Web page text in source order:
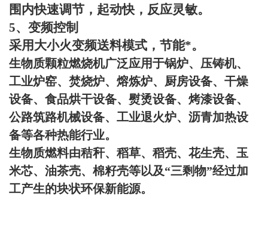
围内快速调节，起动快，反应灵敏。
5、变频控制
采用大小火变频送料模式，节能*。
生物质颗粒燃烧机广泛应用于锅炉、压铸机、
工业炉窑、焚烧炉、熔炼炉、厨房设备、干燥
设备、食品烘干设备、熨烫设备、烤漆设备、
公路筑路机械设备、工业退火炉、沥青加热设
备等各种热能行业。
生物质燃料由秸秆、稻草、稻壳、花生壳、玉
米芯、油茶壳、棉籽壳等以及“三剩物”经过加
工产生的块状环保新能源。